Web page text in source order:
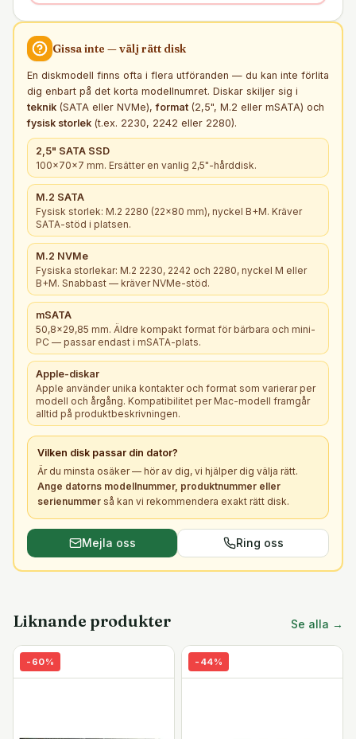
Gissa inte — välj rätt disk
En diskmodell finns ofta i flera utföranden — du kan inte förlita
dig enbart på det korta modellnumret. Diskar skiljer sig i
teknik (SATA eller NVMe),format (2,5", M.2 eller mSATA) och
fysisk storlek (t.ex. 2230, 2242 eller 2280).
2,5" SATA SSD
100×70×7 mm. Ersätter en vanlig 2,5"-hårddisk.
M.2 SATA
Fysisk storlek: M.2 2280 (22×80 mm), nyckel B+M. Kräver
SATA-stöd i platsen.
M.2 NVMe
Fysiska storlekar: M.2 2230, 2242 och 2280, nyckel M eller
B+M. Snabbast — kräver NVMe-stöd.
mSATA
50,8×29,85 mm. Äldre kompakt format för bärbara och mini-
PC — passar endast i mSATA-plats.
Apple-diskar
Apple använder unika kontakter och format som varierar per
modell och årgång. Kompatibilitet per Mac-modell framgår
alltid på produktbeskrivningen.
Vilken disk passar din dator?
Är du minsta osäker — hör av dig, vi hjälper dig välja rätt.
Ange datorns modellnummer, produktnummer eller
serienummer så kan vi rekommendera exakt rätt disk.
Mejla oss Ring oss
Liknande produkter Se alla →
- 60% - 44%